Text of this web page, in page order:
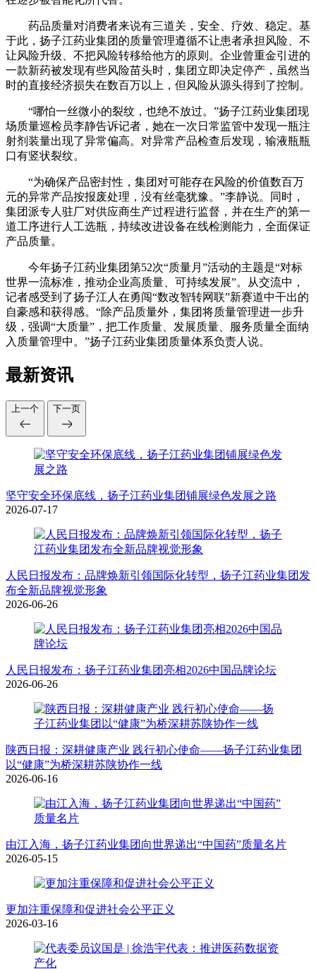
药品质量对消费者来说有三道关，安全、疗效、稳定。基
于此，扬子江药业集团的质量管理遵循不让患者承担风险、不
让风险升级、不把风险转移给他方的原则。企业曾重金引进的
一款新药被发现有些风险苗头时，集团立即决定停产，虽然当
时的直接经济损失在数百万以上，但风险从源头得到了控制。
“哪怕一丝微小的裂纹，也绝不放过。”扬子江药业集团现
场质量巡检员李静告诉记者，她在一次日常监管中发现一瓶注
射剂装量出现了异常偏高。对异常产品检查后发现，输液瓶瓶
口有竖状裂纹。
“为确保产品密封性，集团对可能存在风险的价值数百万
元的异常产品按报废处理，没有丝毫犹豫。”李静说。同时，
集团派专人驻厂对供应商生产过程进行监督，并在生产的第一
道工序进行人工选瓶，持续改进设备在线检测能力，全面保证
产品质量。
今年扬子江药业集团第52次“质量月”活动的主题是“对标
世界一流标准，推动企业高质量、可持续发展”。从交流中，
记者感受到了扬子江人在勇闯“数改智转网联”新赛道中干出的
自豪感和获得感。“除产品质量外，集团将质量管理进一步升
级，强调“大质量”，把工作质量、发展质量、服务质量全面纳
入质量管理中。”扬子江药业集团质量体系负责人说。
最新资讯
上一个 下一页
坚守安全环保底线，扬子江药业集团铺展绿色发展之路
2026-07-17
人民日报发布：品牌焕新引领国际化转型，扬子江药业集团发
布全新品牌视觉形象
2026-06-26
人民日报发布：扬子江药业集团亮相2026中国品牌论坛
2026-06-26
陕西日报：深耕健康产业 践行初心使命——扬子江药业集团
以“健康”为桥深耕苏陕协作一线
2026-06-16
由江入海，扬子江药业集团向世界递出“中国药”质量名片
2026-05-15
更加注重保障和促进社会公平正义
2026-03-16